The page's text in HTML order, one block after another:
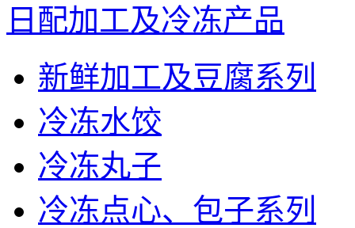
日配加工及冷冻产品
新鲜加工及豆腐系列
冷冻水饺
冷冻丸子
冷冻点心、包子系列